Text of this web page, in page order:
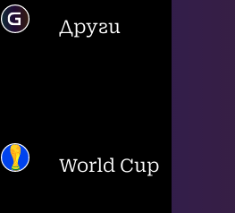
Други
World Cup